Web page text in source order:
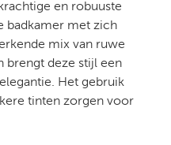
en robuuste
badkamer met zich
mix van ruwe
brengt deze stijl een
Het gebruik
tinten zorgen voor